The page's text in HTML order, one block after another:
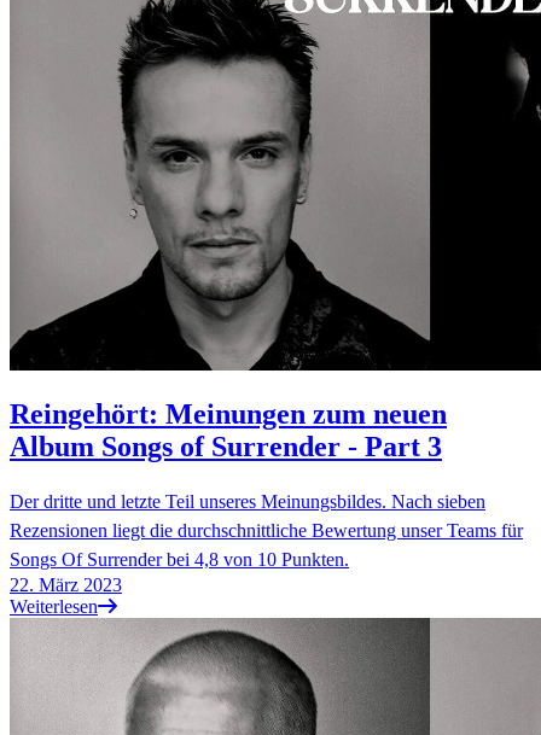
Reingehört: Meinungen zum neuen
Album Songs of Surrender - Part 3
Der dritte und letzte Teil unseres Meinungsbildes. Nach sieben
Rezensionen liegt die durchschnittliche Bewertung unser Teams für
Songs Of Surrender bei 4,8 von 10 Punkten.
22. März 2023
Weiterlesen